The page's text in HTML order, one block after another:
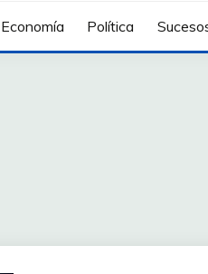
Economía Política